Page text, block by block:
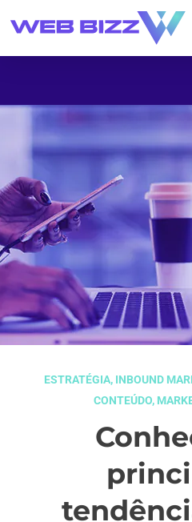
ESTRATÉGIA, INBOUND
CONTEÚDO,